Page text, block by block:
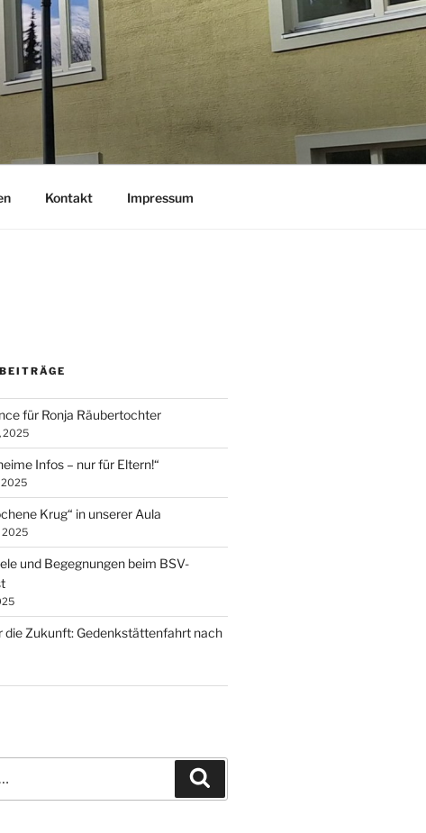
Kontakt Impressum
für Ronja Räubertochter
2025
Infos – nur für Eltern!“
2025
Krug“ in unserer Aula
2025
und Begegnungen beim BSV-
die Zukunft: Gedenkstättenfahrt nach